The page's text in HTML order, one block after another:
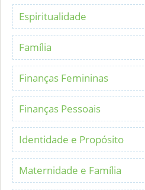
Espiritualidade
Família
Finanças Femininas
Finanças Pessoais
Identidade e Propósito
Maternidade e Família